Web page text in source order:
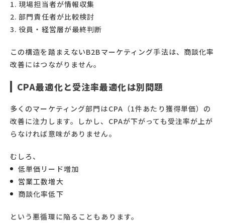
現場担当者が情報収集
部門責任者が比較検討
役員・経営層が最終判断
この構造を踏まえないB2Bマーケティング手法は、商談化率
改善にはつながりません。
CPA最適化と受注率最適化は別問題
多くのマーケティング部門はCPA（1件あたり獲得単価）の
改善に注力します。しかし、CPAが下がっても受注率が上が
らなければ意味がありません。
むしろ、
低単価リード増加
営業工数増大
商談化率低下
という悪循環に陥ることもあります。